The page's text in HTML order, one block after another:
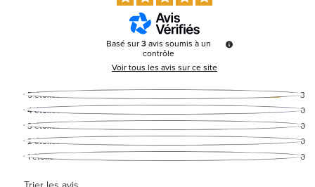
Basé sur3avis soumis à un
contrôle
Voir tous les avis sur ce site
5étoiles
3
4étoiles
0
3étoiles
0
2étoiles
0
1étoile 0